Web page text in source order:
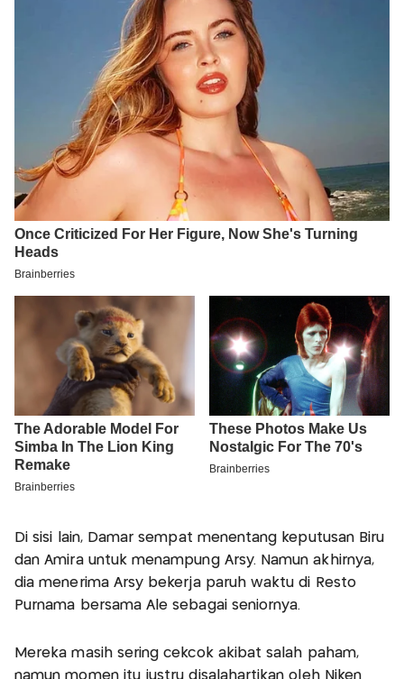
Di sisi lain, Damar sempat menentang keputusan Biru
dan Amira untuk menampung Arsy. Namun akhirnya,
dia menerima Arsy bekerja paruh waktu di Resto
Purnama bersama Ale sebagai seniornya.
Mereka masih sering cekcok akibat salah paham,
namun momen itu justru disalahartikan oleh Niken